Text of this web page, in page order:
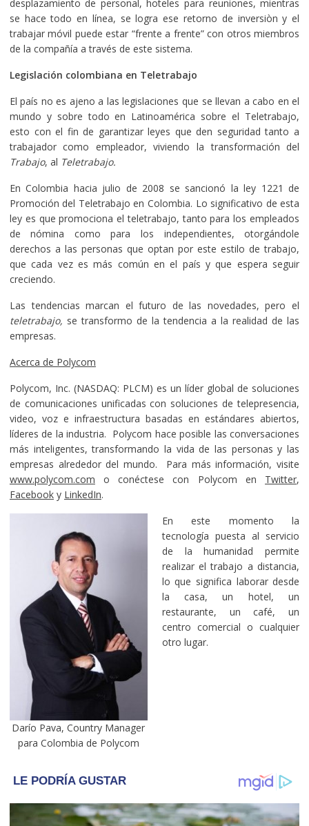
desplazamiento de personal, hoteles para reuniones, mientras
se hace todo en línea, se logra ese retorno de inversiòn y el
trabajar móvil puede estar “frente a frente” con otros miembros
de la compañía a través de este sistema.
Legislación colombiana en Teletrabajo
El país no es ajeno a las legislaciones que se llevan a cabo en el
mundo y sobre todo en Latinoamérica sobre el Teletrabajo,
esto con el fin de garantizar leyes que den seguridad tanto a
trabajador como empleador, viviendo la transformación del
Trabajo, al Teletrabajo.
En Colombia hacia julio de 2008 se sancionó la ley 1221 de
Promoción del Teletrabajo en Colombia. Lo significativo de esta
ley es que promociona el teletrabajo, tanto para los empleados
de nómina como para los independientes, otorgándole
derechos a las personas que optan por este estilo de trabajo,
que cada vez es más común en el país y que espera seguir
creciendo.
Las tendencias marcan el futuro de las novedades, pero el
teletrabajo, se transformo de la tendencia a la realidad de las
empresas.
Acerca de Polycom
Polycom, Inc. (NASDAQ: PLCM) es un líder global de soluciones
de comunicaciones unificadas con soluciones de telepresencia,
video, voz e infraestructura basadas en estándares abiertos,
líderes de la industria. Polycom hace posible las conversaciones
más inteligentes, transformando la vida de las personas y las
empresas alrededor del mundo. Para más información, visite
www.polycom.com o conéctese con Polycom en Twitter,
Facebooky LinkedIn.
Darío Pava, Country Manager
para Colombia de Polycom
En este momento la
tecnología puesta al servicio
de la humanidad permite
realizar el trabajo a distancia,
lo que significa laborar desde
la casa, un hotel, un
restaurante, un café, un
centro comercial o cualquier
otro lugar.